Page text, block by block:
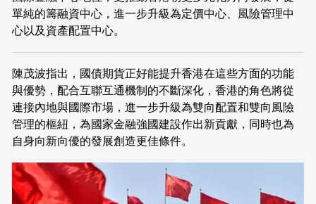
單純的籌融資中心，進一步升級為定價中心、風險管理中
心以及資產配置中心。
陳茂波指出，國債期貨正好能提升香港在這些方面的功能
與優勢，配合互聯互通機制的不斷深化，香港的角色將從
連接內地與國際市場，進一步升級為雙向配置和雙向風險
管理的樞紐，為國家金融強國建設作出新貢獻，同時也為
自身向新向優的發展創造更佳條件。